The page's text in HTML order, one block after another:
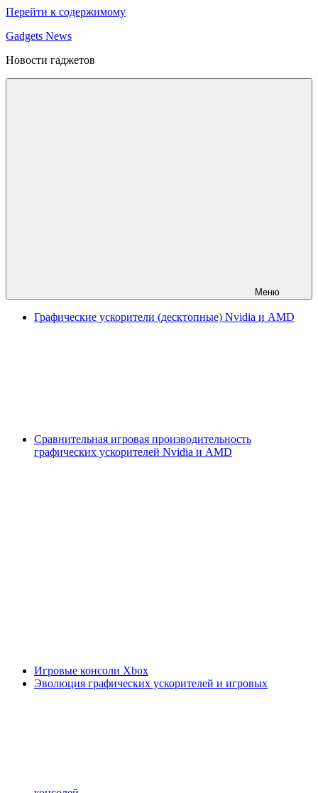
Перейти к содержимому
Gadgets News
Новости гаджетов
Меню
Графические ускорители (десктопные) Nvidia и AMD
Сравнительная игровая производительность
графических ускорителей Nvidia и AMD
Игровые консоли Xbox
Эволюция графических ускорителей и игровых